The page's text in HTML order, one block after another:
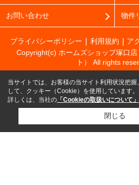
お問い合わせ 物件
プライバシーポリシー 利用規約 ア
Copyright(c) ホームズショップ塚口
ト） All rights
当サイトでは、お客様の当サイト利用状況把
して、クッキー（Cookie）を使用しています。
詳しくは、当社の 「Cookieの取扱いについて」
閉じる